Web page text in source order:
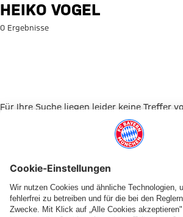
Suche: Heiko Vogel
HEIKO VOGEL
0 Ergebnisse
Für Ihre Suche liegen leider keine Treffer
Zur Startseite